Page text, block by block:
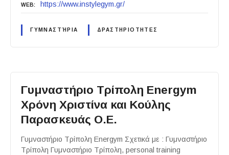
WEB https://www.instylegym.gr/
ΓΥΜΝΑΣΤΉΡΙΑ ΔΡΑΣΤΗΡΙΟΤΗΤΕΣ
Γυμναστήριο Τρίπολη Energym
Χρόνη Χριστίνα και Κούλης
Παρασκευάς Ο.Ε.
Γυμναστήριο Τρίπολη Energym Σχετικά με : Γυμναστήριο
Τρίπολη Γυμναστήριο Τρίπολη, personal training